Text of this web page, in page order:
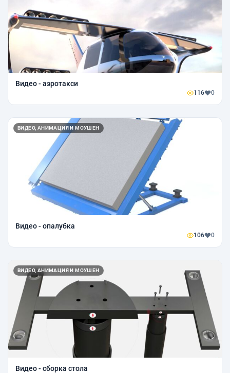
Видео - аэротакси
116 0
ВИДЕО, АНИМАЦИЯ И МОУШЕН
Видео - опалубка
106 0
ВИДЕО, АНИМАЦИЯ И МОУШЕН
Видео - сборка стола